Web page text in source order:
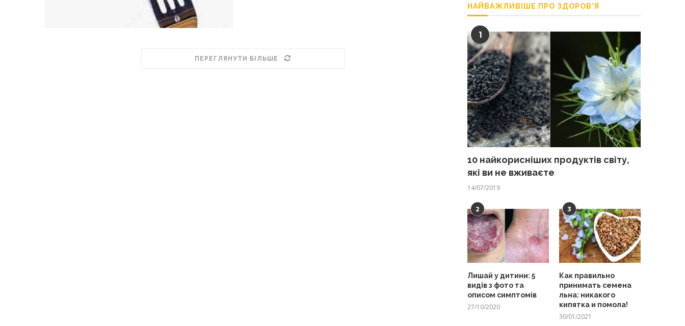
ПЕРЕГЛЯНУТИ БІЛЬШЕ
НАЙВАЖЛИВІШЕ ПРО ЗДОРОВ’Я
1
10 найкорисніших продуктів світу,
які ви не вживаєте
14/07/2019
2
Лишай у дитини: 5
видів з фото та
описом симптомів
27/10/2020
3
Как правильно
принимать семена
льна: никакого
кипятка и помола!
30/01/2021